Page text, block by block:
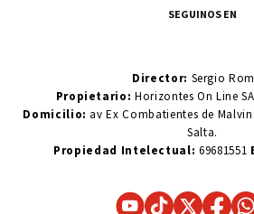
SEGUINOS EN
Director: Sergio
Propietario:Horizontes On Line
Domicilio: av Ex Combatientes de
Salta.
Propiedad Intelectual: 69681551